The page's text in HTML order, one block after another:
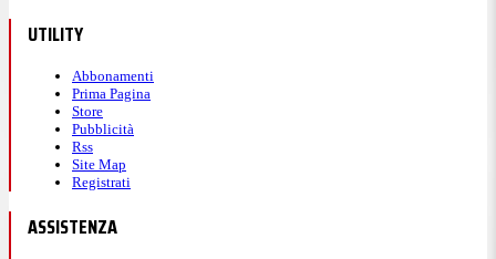
UTILITY
Abbonamenti
Prima Pagina
Store
Pubblicità
Rss
Site Map
Registrati
ASSISTENZA